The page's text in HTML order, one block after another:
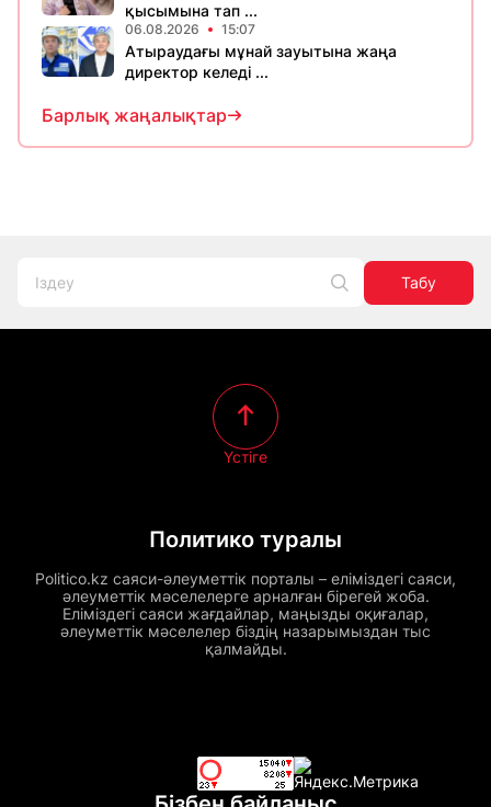
қысымына тап ...
06.08.2026 15:07
Атыраудағы мұнай зауытына жаңа
директор келеді ...
Барлық жаңалықтар
Табу
Политико туралы
Politico.kz саяси-әлеуметтік порталы – еліміздегі саяси,
әлеуметтік мәселелерге арналған бірегей жоба.
Еліміздегі саяси жағдайлар, маңызды оқиғалар,
әлеуметтік мәселелер біздің назарымыздан тыс
қалмайды.
Үстіге